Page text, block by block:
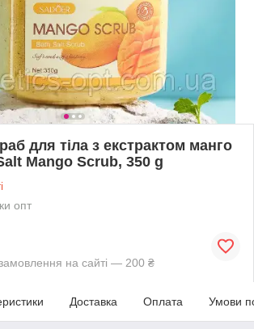
для тіла з екстрактом манго
Mango Scrub, 350 g
опт
на сайті — 200 ₴
Доставка Оплата Умови